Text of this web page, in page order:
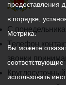
График
работы
администрации
местного
С
Телефон
звонки
предоставления
в порядке,
Метрика.
Вы можете
использовать